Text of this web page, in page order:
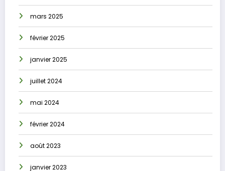
mars 2025
février 2025
janvier 2025
juillet 2024
mai 2024
février 2024
août 2023
janvier 2023